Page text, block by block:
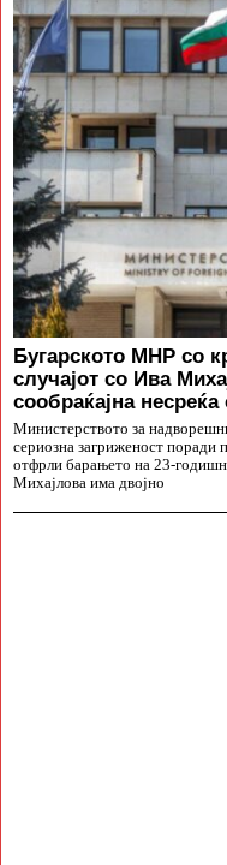
Бугарското МНР со
случајот со Ива
сообраќајна
Министерството за
сериозна загриженост поради
отфрли барањето на 23-
Михајлова има двојно